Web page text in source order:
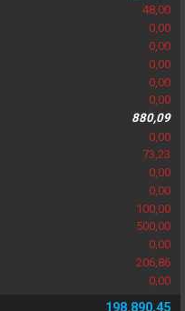
48,00
0,00
0,00
0,00
0,00
0,00
880,09
0,00
73,23
0,00
0,00
100,00
500,00
0,00
206,86
0,00
198.890,45